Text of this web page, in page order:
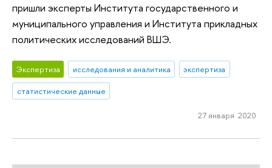
пришли эксперты Института государственного и
муниципального управления и Института прикладных
политических исследований ВШЭ.
Экспертиза исследования и аналитика
экспертиза
статистические данные
27 января 2020